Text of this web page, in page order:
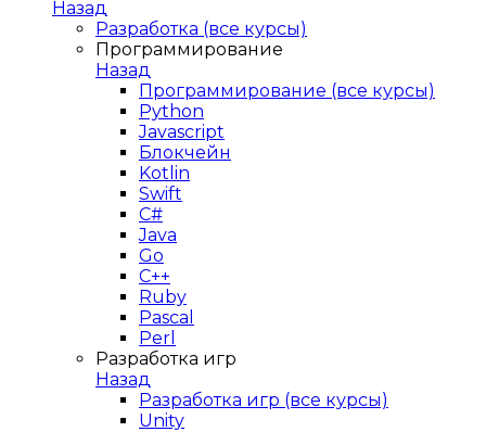
Назад
Разработка (все курсы)
Программирование
Назад
Программирование (все курсы)
Python
Javascript
Блокчейн
Kotlin
Swift
C#
Java
Go
C++
Ruby
Pascal
Perl
Разработка игр
Назад
Разработка игр (все курсы)
Unity